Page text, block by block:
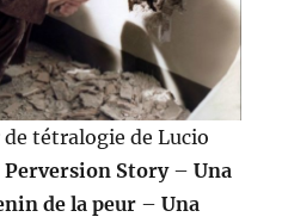
tétralogie de Lucio
Perversion Story–Una
de la peur – Una